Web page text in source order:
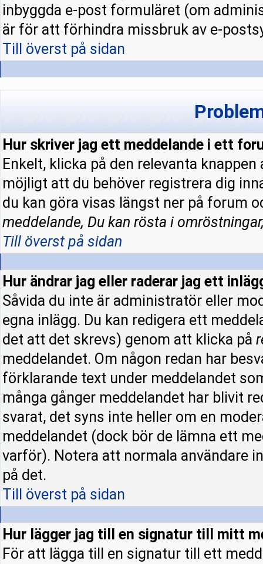
inbyggda e-post formuläret (om
är för att förhindra missbruk av e-
Till överst på sidan
Hur skriver jag ett meddelande i ett
Enkelt, klicka på den relevanta
möjligt att du behöver registrera dig
du kan göra visas längst ner på forum
meddelande, Du kan rösta i
Till överst på sidan
Hur ändrar jag eller raderar jag ett
Såvida du inte är administratör eller
egna inlägg. Du kan redigera ett
det att det skrevs) genom att klicka på
meddelandet. Om någon redan har
förklarande text under meddelandet
många gånger meddelandet har blivit
svarat, det syns inte heller om en
meddelandet (dock bör de lämna ett
varför). Notera att normala användare
på det.
Till överst på sidan
Hur lägger jag till en signatur till mitt
För att lägga till en signatur till ett